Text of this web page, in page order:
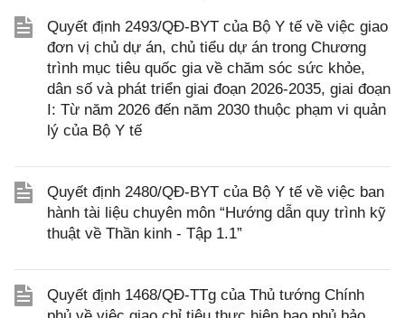
Quyết định 2493/QĐ-BYT của Bộ Y tế về việc giao
đơn vị chủ dự án, chủ tiểu dự án trong Chương
trình mục tiêu quốc gia về chăm sóc sức khỏe,
dân số và phát triển giai đoạn 2026-2035, giai đoạn
I: Từ năm 2026 đến năm 2030 thuộc phạm vi quản
lý của Bộ Y tế
Quyết định 2480/QĐ-BYT của Bộ Y tế về việc ban
hành tài liệu chuyên môn “Hướng dẫn quy trình kỹ
thuật về Thần kinh - Tập 1.1”
Quyết định 1468/QĐ-TTg của Thủ tướng Chính